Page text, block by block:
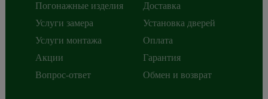
Погонажные изделия
Услуги замера
Услуги монтажа
Акции
Вопрос-ответ
Доставка
Установка дверей
Оплата
Гарантия
Обмен и возврат